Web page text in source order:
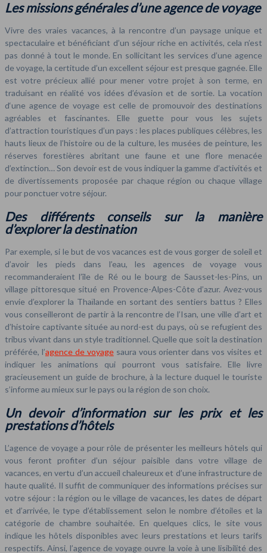
Les missions générales d’une agence de voyage
Vivre des vraies vacances, à la rencontre d’un paysage unique et
spectaculaire et bénéficiant d’un séjour riche en activités, cela n’est
pas donné à tout le monde. En sollicitant les services d’une agence
de voyage, la certitude d’un excellent séjour est presque gagnée. Elle
est votre précieux allié pour mener votre projet à son terme, en
traduisant en réalité vos idées d’évasion et de sortie. La vocation
d‘une agence de voyage est celle de promouvoir des destinations
agréables et fascinantes. Elle guette pour vous les sujets
d’attraction touristiques d’un pays : les places publiques célèbres, les
hauts lieux de l’histoire ou de la culture, les musées de peinture, les
réserves forestières abritant une faune et une flore menacée
d’extinction… Son devoir est de vous indiquer la gamme d’activités et
de divertissements proposée par chaque région ou chaque village
pour ponctuer votre séjour.
Des différents conseils sur la manière
d’explorer la destination
Par exemple, si le but de vos vacances est de vous gorger de soleil et
d’avoir les pieds dans l’eau, les agences de voyage vous
recommanderaient l’île de Ré ou le bourg de Sausset-les-Pins, un
village pittoresque situé en Provence-Alpes-Côte d’azur. Avez-vous
envie d’explorer la Thaïlande en sortant des sentiers battus ? Elles
vous conseilleront de partir à la rencontre de l’Isan, une ville d’art et
d’histoire captivante située au nord-est du pays, où se refugient des
tribus vivant dans un style traditionnel. Quelle que soit la destination
préférée, l’agence de voyagesaura vous orienter dans vos visites et
indiquer les animations qui pourront vous satisfaire. Elle livre
gracieusement un guide de brochure, à la lecture duquel le touriste
s’informe au mieux sur le pays ou la région de son choix.
Un devoir d’information sur les prix et les
prestations d’hôtels
L’agence de voyage a pour rôle de présenter les meilleurs hôtels qui
vous feront profiter d’un séjour paisible dans votre village de
vacances, en vertu d’un accueil chaleureux et d’une infrastructure de
haute qualité. Il suffit de communiquer des informations précises sur
votre séjour : la région ou le village de vacances, les dates de départ
et d’arrivée, le type d’établissement selon le nombre d’étoiles et la
catégorie de chambre souhaitée. En quelques clics, le site vous
indique les hôtels disponibles avec leurs prestations et leurs tarifs
respectifs. Ainsi, l’agence de voyage ouvre la voie à une lisibilité des